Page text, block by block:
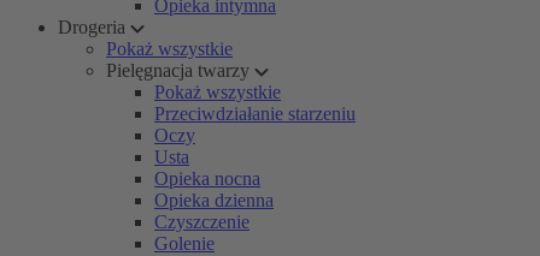
Opieka intymna
Drogeria
Pokaż wszystkie
Pielęgnacja twarzy
Pokaż wszystkie
Przeciwdziałanie starzeniu
Oczy
Usta
Opieka nocna
Opieka dzienna
Czyszczenie
Golenie